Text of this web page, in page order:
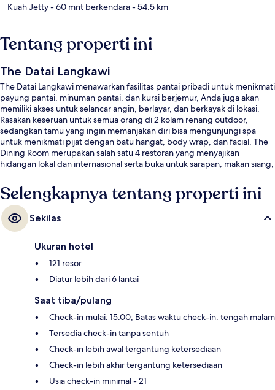
Kuah Jetty- 60 mnt berkendara- 54.5 km
Tentang properti ini
The Datai Langkawi
The Datai Langkawi menawarkan fasilitas pantai pribadi untuk menikmati
payung pantai, minuman pantai, dan kursi berjemur, Anda juga akan
memiliki akses untuk selancar angin, berlayar, dan berkayak di lokasi.
Rasakan keseruan untuk semua orang di 2 kolam renang outdoor,
sedangkan tamu yang ingin memanjakan diri bisa mengunjungi spa
untuk menikmati pijat dengan batu hangat, body wrap, dan facial. The
Dining Room merupakan salah satu 4 restoran yang menyajikan
hidangan lokal dan internasional serta buka untuk sarapan, makan siang,
sauna adalah daya tarik lain di resor mewah ini.
Selengkapnya tentang properti ini
Sekilas
Ukuran hotel
121 resor
Diatur lebih dari 6 lantai
Saat tiba/pulang
Check-in mulai: 15.00; Batas waktu check-in: tengah malam
Tersedia check-in tanpa sentuh
Check-in lebih awal tergantung ketersediaan
Check-in lebih akhir tergantung ketersediaan
Usia check-in minimal - 21